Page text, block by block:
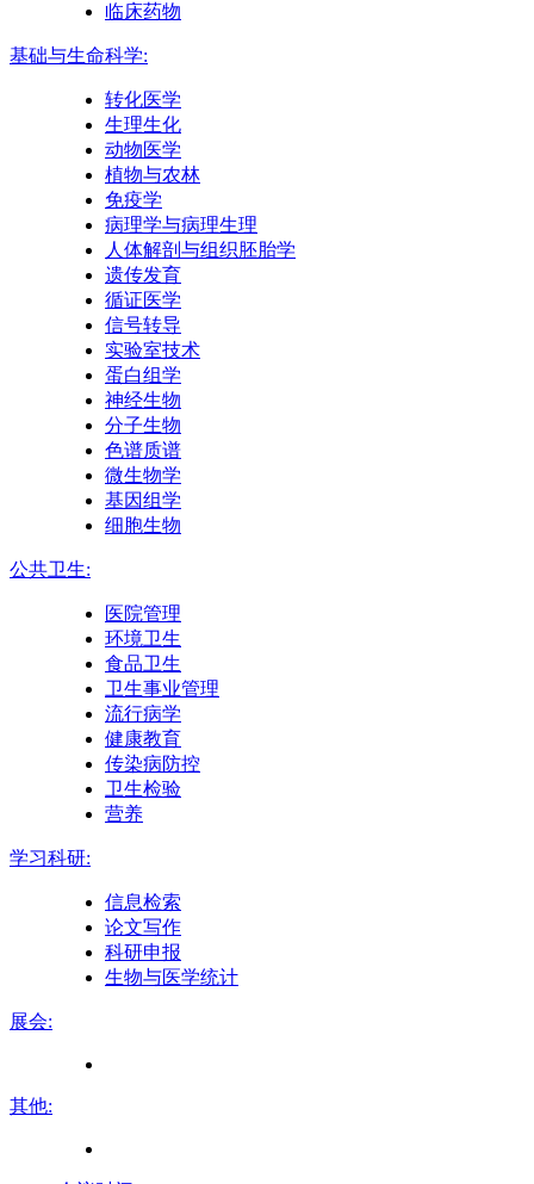
临床药物
基础与生命科学:
转化医学
生理生化
动物医学
植物与农林
免疫学
病理学与病理生理
人体解剖与组织胚胎学
遗传发育
循证医学
信号转导
实验室技术
蛋白组学
神经生物
分子生物
色谱质谱
微生物学
基因组学
细胞生物
公共卫生:
医院管理
环境卫生
食品卫生
卫生事业管理
流行病学
健康教育
传染病防控
卫生检验
营养
学习科研:
信息检索
论文写作
科研申报
生物与医学统计
展会:
其他: